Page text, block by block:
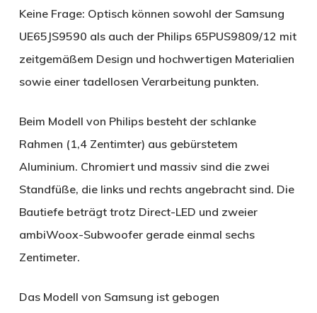
Keine Frage: Optisch können sowohl der Samsung
UE65JS9590 als auch der Philips 65PUS9809/12 mit
zeitgemäßem Design und hochwertigen Materialien
sowie einer tadellosen Verarbeitung punkten.
Beim Modell von Philips besteht der schlanke
Rahmen (1,4 Zentimter) aus gebürstetem
Aluminium. Chromiert und massiv sind die zwei
Standfüße, die links und rechts angebracht sind. Die
Bautiefe beträgt trotz Direct-LED und zweier
ambiWoox-Subwoofer gerade einmal sechs
Zentimeter.
Das Modell von Samsung ist gebogen